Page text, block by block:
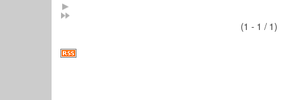
(1 - 1 / 1)